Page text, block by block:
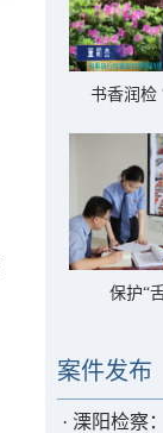
书香润检
保护“
案件发布
· 溧阳检察